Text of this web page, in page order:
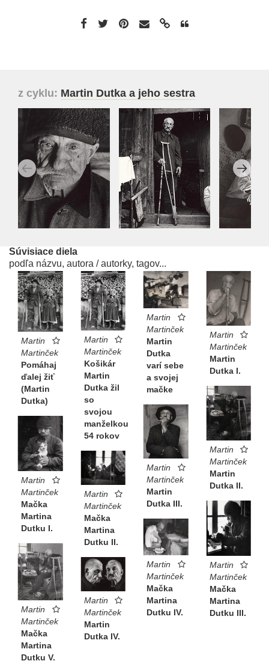
z cyklu: Martin Dutka a jeho sestra
Súvisiace diela
podľa názvu, autora / autorky, tagov...
Martin
Martinček
Pomáhaj
ďalej žiť
(Martin
Dutka)
Martin
Martinček
Košikár
Martin
Dutka žil
so
svojou
manželkou
54 rokov
Martin
Martinček
Martin
Dutka
varí sebe
a svojej
mačke
Martin
Martinček
Martin
Dutka I.
Martin
Martinček
Martin
Dutka II.
Martin
Martinček
Martin
Dutka III.
Martin
Martinček
Mačka
Martina
Dutku I.
Martin
Martinček
Mačka
Martina
Dutku II.
Martin
Martinček
Mačka
Martina
Dutku III.
Martin
Martinček
Mačka
Martina
Dutku IV.
Martin
Martinček
Mačka
Martina
Dutku V.
Martin
Martinček
Martin
Dutka IV.